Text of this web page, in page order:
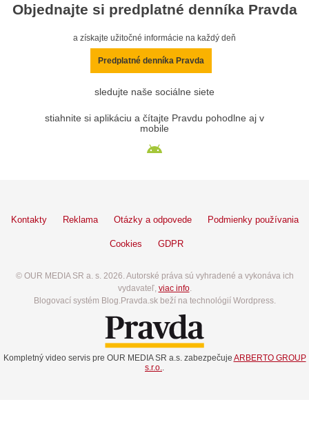
Objednajte si predplatné denníka Pravda
a získajte užitočné informácie na každý deň
Predplatné denníka Pravda
sledujte naše sociálne siete
stiahnite si aplikáciu a čítajte Pravdu pohodlne aj v
mobile
Kontakty Reklama Otázky a odpovede Podmienky používania
Cookies GDPR
© OUR MEDIA SR a. s. 2026. Autorské práva sú vyhradené a vykonáva ich
vydavateľ, viac info.
Blogovací systém Blog.Pravda.sk beží na technológií Wordpress.
Kompletný video servis pre OUR MEDIA SR a.s. zabezpečuje ARBERTO GROUP
s.r.o..